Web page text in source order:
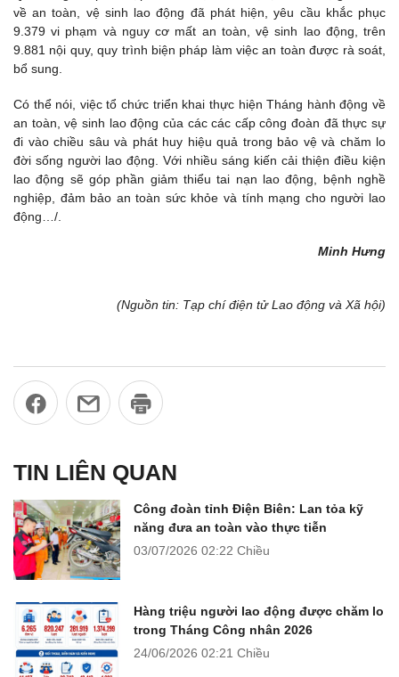
về an toàn, vệ sinh lao động đã phát hiện, yêu cầu khắc phục
9.379 vi phạm và nguy cơ mất an toàn, vệ sinh lao động, trên
9.881 nội quy, quy trình biện pháp làm việc an toàn được rà soát,
bổ sung.
Có thể nói, việc tổ chức triển khai thực hiện Tháng hành động về
an toàn, vệ sinh lao động của các các cấp công đoàn đã thực sự
đi vào chiều sâu và phát huy hiệu quả trong bảo vệ và chăm lo
đời sống người lao động. Với nhiều sáng kiến cải thiện điều kiện
lao động sẽ góp phần giảm thiểu tai nạn lao động, bệnh nghề
nghiệp, đảm bảo an toàn sức khỏe và tính mạng cho người lao
động…/.
Minh Hưng
(Nguồn tin: Tạp chí điện tử Lao động và Xã hội)
TIN LIÊN QUAN
Công đoàn tỉnh Điện Biên: Lan tỏa kỹ
năng đưa an toàn vào thực tiễn
03/07/2026 02:22 Chiều
Hàng triệu người lao động được chăm lo
trong Tháng Công nhân 2026
24/06/2026 02:21 Chiều